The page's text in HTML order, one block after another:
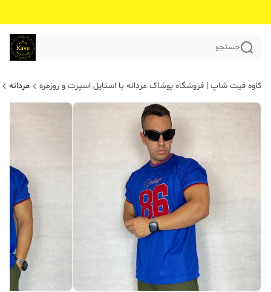
جستجو
کاوه فیت شاپ | فروشگاه پوشاک مردانه با استایل اسپرت و روزمره مردانه